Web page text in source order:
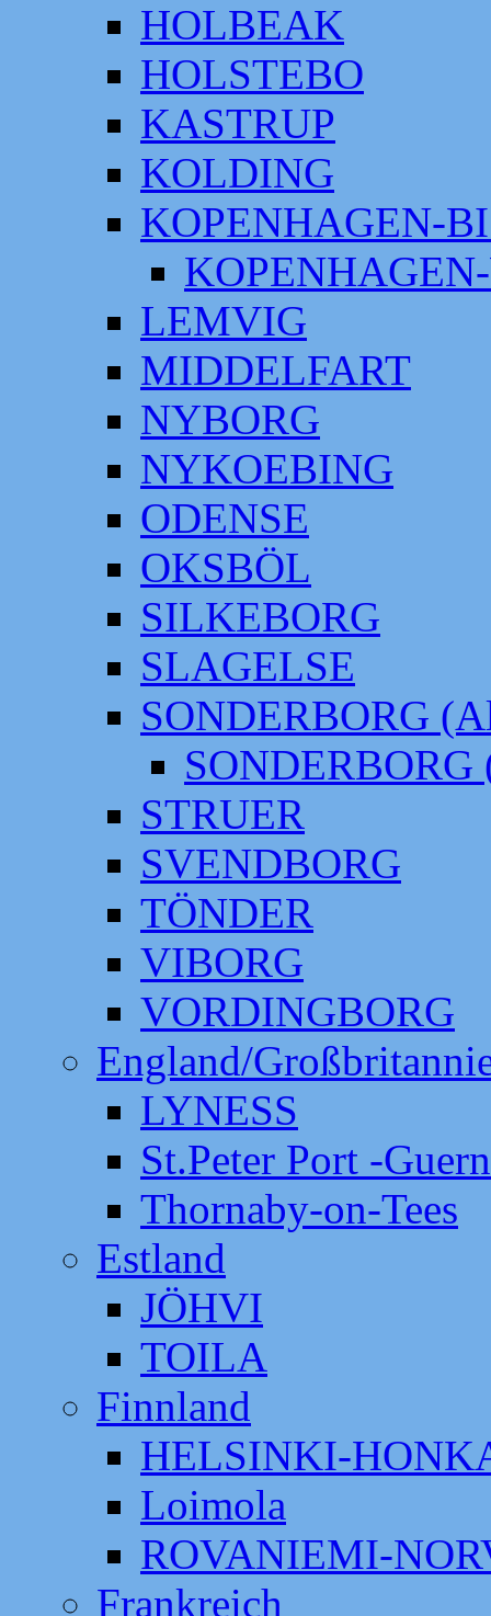
HOLBEAK
HOLSTEBO
KASTRUP
KOLDING
KOPENHAGEN-
LEMVIG
MIDDELFART
NYBORG
NYKOEBING
ODENSE
OKSBÖL
SILKEBORG
SLAGELSE
SONDERBORG
SONDERBORG
STRUER
SVENDBORG
TÖNDER
VIBORG
VORDINGBORG
England/
LYNESS
St.Peter Port -
Thornaby-on-Tees
Estland
JÖHVI
TOILA
Finnland
HELSINKI-
Loimola
ROVANIEMI-
Frankreich